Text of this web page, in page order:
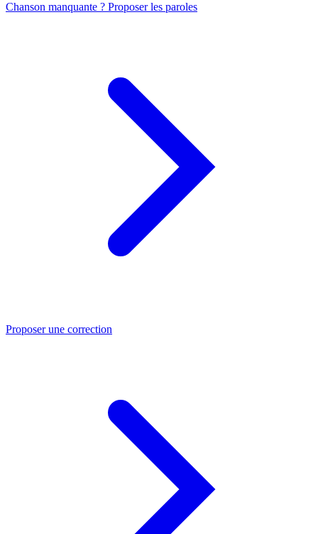
Chanson manquante ? Proposer les paroles
Proposer une correction